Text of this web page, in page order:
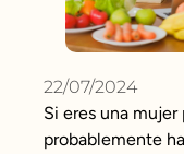
22/07/2024
Si eres una
probablemente